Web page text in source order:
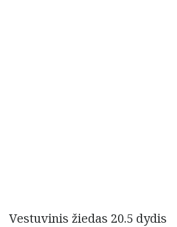
Vestuvinis žiedas 20.5 dydis